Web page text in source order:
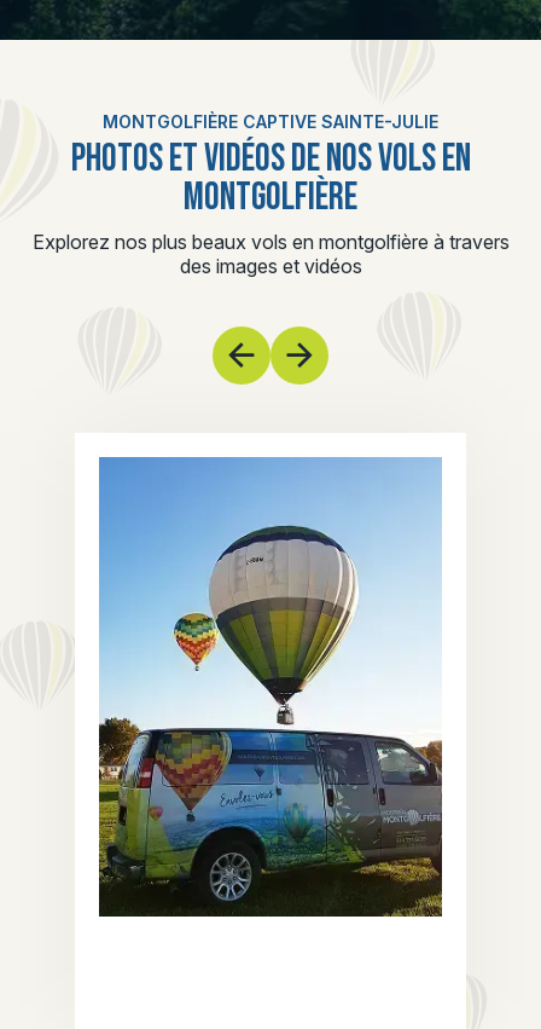
MONTGOLFIÈRE CAPTIVE SAINTE-JULIE
PHOTOS ET VIDÉOS DE NOS VOLS EN
MONTGOLFIÈRE
Explorez nos plus beaux vols en montgolfière à travers
des images et vidéos